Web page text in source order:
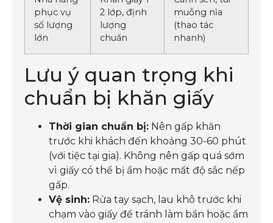
phục vụ
số lượng
lớn
2 lớp, định
lượng
chuẩn
muỗng nĩa
(thao tác
nhanh)
Lưu ý quan trọng khi
chuẩn bị khăn giấy
Thời gian chuẩn bị: Nên gấp khăn
trước khi khách đến khoảng 30-60 phút
(với tiệc tại gia). Không nên gấp quá sớm
vì giấy có thể bị ẩm hoặc mất độ sắc nếp
gấp.
Vệ sinh: Rửa tay sạch, lau khô trước khi
chạm vào giấy để tránh làm bẩn hoặc ẩm